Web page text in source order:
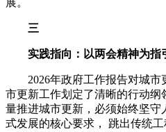
展。
三
实践指向：以两会精神为指
2026年政府工作报告对城市
市更新工作划定了清晰的行动
量推进城市更新，必须始终坚
式发展的核心要求， 跳出传统